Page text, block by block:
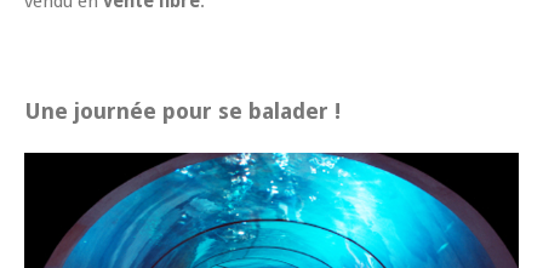
Une journée pour se balader !